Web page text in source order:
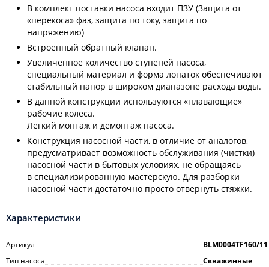
В комплект поставки насоса входит ПЗУ (Защита от
«перекоса» фаз, защита по току, защита по
напряжению)
Встроенный обратный клапан.
Увеличенное количество ступеней насоса,
специальный материал и форма лопаток обеспечивают
стабильный напор в широком диапазоне расхода воды.
В данной конструкции используются «плавающие»
рабочие колеса.
Легкий монтаж и демонтаж насоса.
Конструкция насосной части, в отличие от аналогов,
предусматривает возможность обслуживания (чистки)
насосной части в бытовых условиях, не обращаясь
в специализированную мастерскую. Для разборки
насосной части достаточно просто отвернуть стяжки.
Характеристики
Артикул
BLM0004TF160/11
Тип насоса
Скважинные